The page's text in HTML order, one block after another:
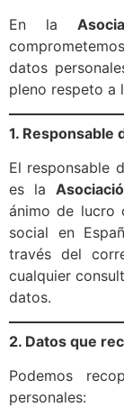
En la
datos
pleno respeto a
1. Responsable
El responsable
es la
ánimo de lucro
social en
través del
cualquier
datos.
2. Datos que
Podemos
personales: